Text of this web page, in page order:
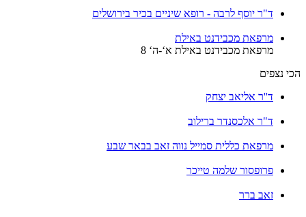
ד"ר יוסף לרבה - רופא שיניים בכיר בירושלים
מרפאת מכבידנט באילת
מרפאת מכבידנט באילת א‘-ה‘ 8
הכי נצפים
ד''ר אליאב יצחק
ד"ר אלכסנדר ברילוב
מרפאת כללית סמייל נווה זאב בבאר שבע
פרופסור שלמה טייכר
זאב ברר